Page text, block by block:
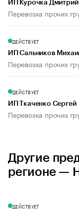
ИП Курочка
Перевозка прочих
ДЕЙСТВУЕТ
ИП Сальников
Перевозка прочих
ДЕЙСТВУЕТ
ИП Ткаченко Сергей
Перевозка прочих
Другие
регионе —
ДЕЙСТВУЕТ